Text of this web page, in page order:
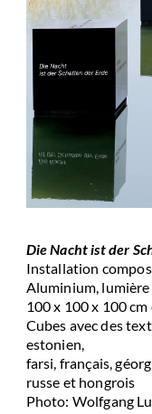
Die Nacht ist der
Installation
Aluminium, lumière
100 x 100 x 100 cm
Cubes avec des
estonien,
farsi, français,
russe et hongrois
Photo: Wolfgang